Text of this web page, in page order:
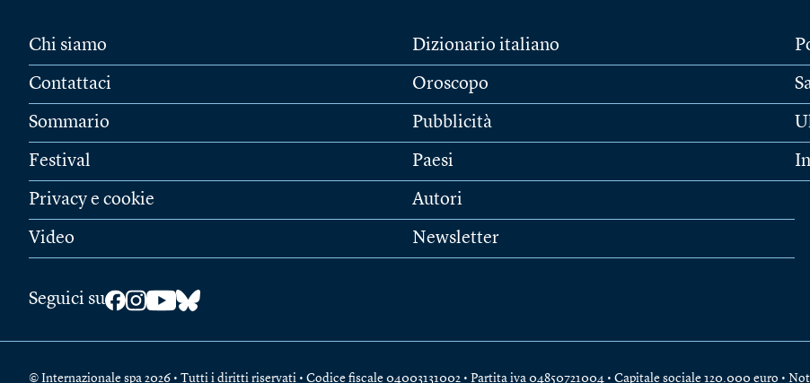
Chi siamo
Contattaci
Sommario
Festival
Privacy e cookie
Video
Dizionario italiano
Oroscopo
Pubblicità
Paesi
Autori
Newsletter
Seguici su
© Internazionale spa 2026 • Tutti i diritti riservati • Codice fiscale 04003131002 • Partita iva 04850721004 • Capitale sociale 120.000 euro •